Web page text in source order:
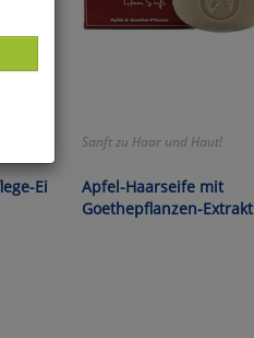
Ei
Sanft zu Haar und Haut!
Apfel-Haarseife mit
Goethepflanzen-Extrakt